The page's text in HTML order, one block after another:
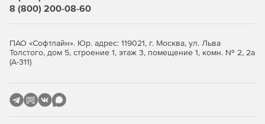
8 (800) 200-08-60
ПАО «Софтлайн». Юр. адрес: 119021, г. Москва, ул. Льва
Толстого, дом 5, строение 1, этаж 3, помещение 1, комн. № 2, 2а
(А-311)